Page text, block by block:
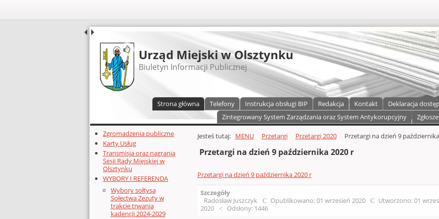
UDOSTĘPNIJ
Urząd Miejski w Olsztynku
Biuletyn Informacji Publicznej
Strona główna Telefony Instrukcja obsługi BIP Redakcja Kontakt Deklaracja
Zintegrowany System Zarządzania oraz System Antykorupcyjny
Dodatkowe zasoby (lewa kolumna)
Zgromadzenia publiczne
Karty Usług
Transmisja oraz nagrania
Sesji Rady Miejskiej w
Olsztynku
WYBORY I REFERENDA
Wybory sołtysa
Sołectwa Zezuty w
trakcie trwania
kadencji 2024-2029
Głównej zawartości
Jesteś tutaj: MENU Przetargi Przetargi 2020 Przetargi na dzień 9
Przetargi na dzień 9 października 2020 r
Przetargi na dzień 9 października 2020 r
Szczegóły
Radosław Juszczyk
Opublikowano: 01 wrzesień 2020 Utworzono: 01
2020
Odsłony: 1446